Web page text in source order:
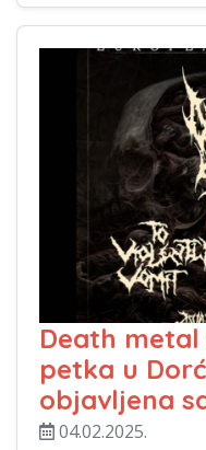
Death
petka u
objavljena
04.02.2025.